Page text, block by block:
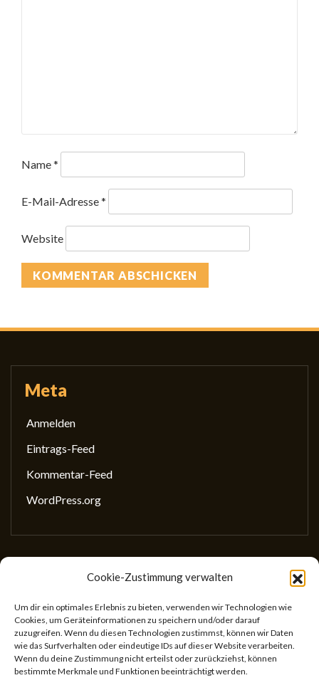
Cookie-Zustimmung verwalten
Um dir ein optimales Erlebnis zu bieten, verwenden wir Technologien wie
Cookies, um Geräteinformationen zu speichern und/oder darauf
zuzugreifen. Wenn du diesen Technologien zustimmst, können wir Daten
wie das Surfverhalten oder eindeutige IDs auf dieser Website verarbeiten.
Wenn du deine Zustimmung nicht erteilst oder zurückziehst, können
bestimmte Merkmale und Funktionen beeinträchtigt werden.
Name*
E-Mail-Adresse*
Website
Meta
Anmelden
Eintrags-Feed
Kommentar-Feed
WordPress.org
Gesellschaft für wissenschaftliches Schreiben
(GewissS)
ZVR: 746433059
Center for Teaching and Learning
Universitätsstr. 5